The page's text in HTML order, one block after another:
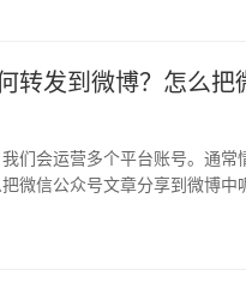
转发到微博？怎么
们会运营多个平台账号。通
微信公众号文章分享到微博中